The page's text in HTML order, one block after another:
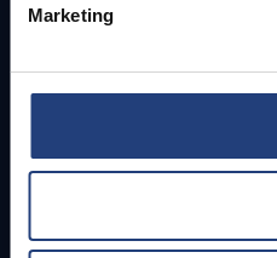
Marketing
Noodnummer
Noodnummer